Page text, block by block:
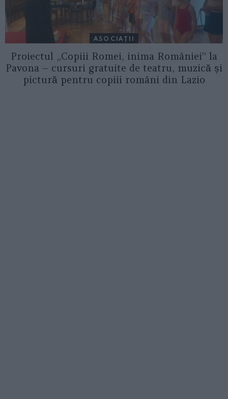
ASOCIAŢII
Proiectul „Copiii Romei, inima României” la
Pavona – cursuri gratuite de teatru, muzică și
pictură pentru copiii români din Lazio